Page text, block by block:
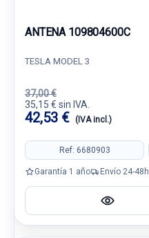
ANTENA 109804600C
TESLA MODEL 3
37,00 €
35,15 € sin IVA.
42,53 € (IVA incl.)
Ref: 6680903
Garantía 1 año Envío 24-48h